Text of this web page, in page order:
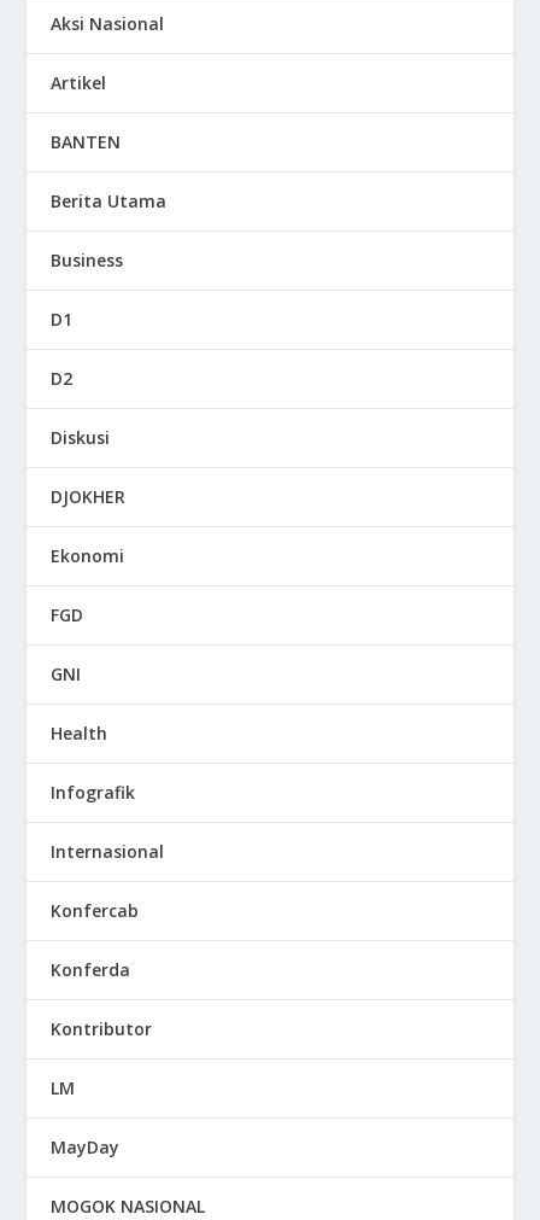
Aksi Nasional
Artikel
BANTEN
Berita Utama
Business
D1
D2
Diskusi
DJOKHER
Ekonomi
FGD
GNI
Health
Infografik
Internasional
Konfercab
Konferda
Kontributor
LM
MayDay
MOGOK NASIONAL